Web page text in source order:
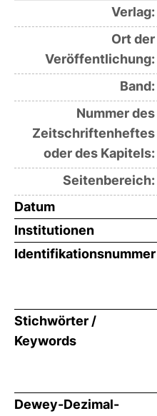
Verlag:
Ort der
Veröffentlichung:
Band:
Nummer des
Zeitschriftenheftes
oder des Kapitels:
Seitenbereich:
Datum
Institutionen
Identifikationsnummer
Stichwörter /
Keywords
Dewey-Dezimal-